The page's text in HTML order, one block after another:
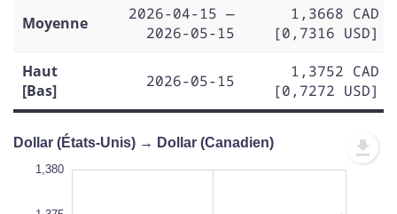
Moyenne
2026-04-15 —
2026-05-15
1,3668 CAD
[0,7316 USD]
Haut
[Bas]
2026-05-15
1,3752 CAD
[0,7272 USD]
Dollar (États-Unis) → Dollar (Canadien)
1,380